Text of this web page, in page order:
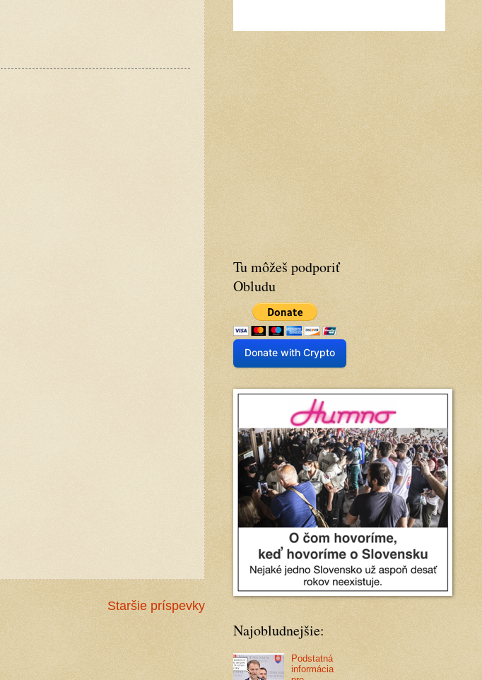
Staršie príspevky
Tu môžeš podporiť
Obludu
Donate with Crypto
Najobludnejšie:
Podstatná
informácia